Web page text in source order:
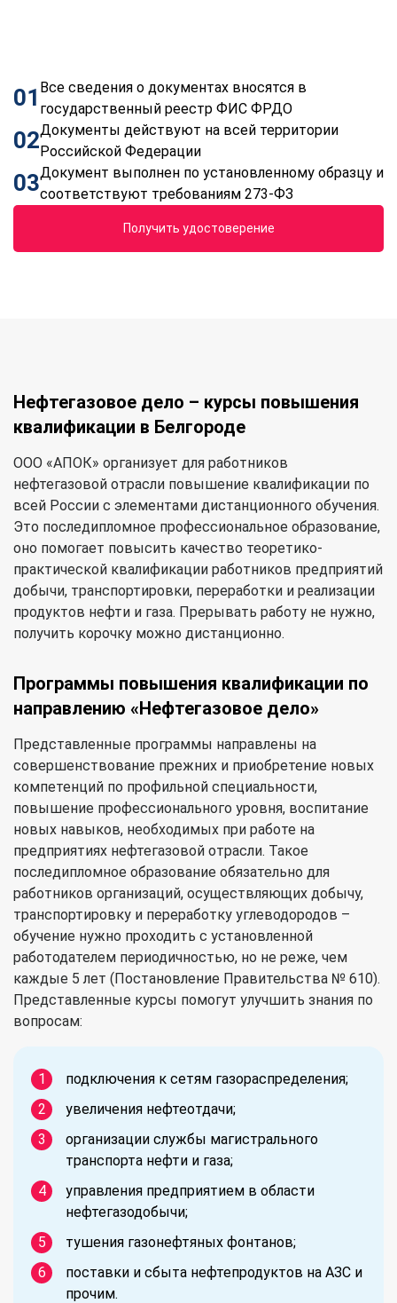
01 Все сведения о документах вносятся в
государственный реестр ФИС ФРДО
02Документы действуют на всей территории
Российской Федерации
03Документ выполнен по установленному образцу и
соответствуют требованиям 273-ФЗ
Получить удостоверение
Нефтегазовое дело – курсы повышения
квалификации в Белгороде
ООО «АПОК» организует для работников
нефтегазовой отрасли повышение квалификации по
всей России с элементами дистанционного обучения.
Это последипломное профессиональное образование,
оно помогает повысить качество теоретико-
практической квалификации работников предприятий
добычи, транспортировки, переработки и реализации
продуктов нефти и газа. Прерывать работу не нужно,
получить корочку можно дистанционно.
Программы повышения квалификации по
направлению «Нефтегазовое дело»
Представленные программы направлены на
совершенствование прежних и приобретение новых
компетенций по профильной специальности,
повышение профессионального уровня, воспитание
новых навыков, необходимых при работе на
предприятиях нефтегазовой отрасли. Такое
последипломное образование обязательно для
работников организаций, осуществляющих добычу,
транспортировку и переработку углеводородов –
обучение нужно проходить с установленной
работодателем периодичностью, но не реже, чем
каждые 5 лет (Постановление Правительства № 610).
Представленные курсы помогут улучшить знания по
вопросам:
подключения к сетям газораспределения;
увеличения нефтеотдачи;
организации службы магистрального
транспорта нефти и газа;
управления предприятием в области
нефтегазодобычи;
тушения газонефтяных фонтанов;
поставки и сбыта нефтепродуктов на АЗС и
прочим.